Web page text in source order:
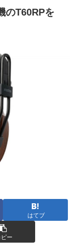
のT60RPを
はてブ
ピー